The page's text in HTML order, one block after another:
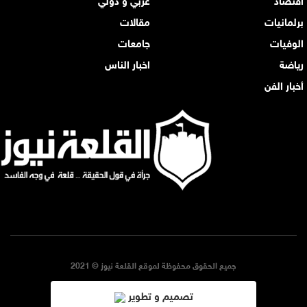
برلمانيات
مقالات
الوفيات
جامعات
رياضة
اخبار الناس
أخبار الفن
جميع الحقوق محفوظة لموقع القلعة نيوز © 2021
تصميم و تطوير